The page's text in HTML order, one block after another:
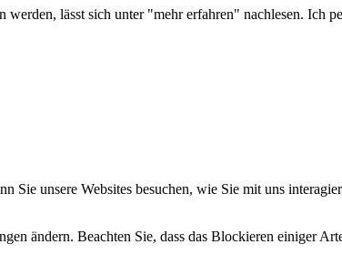
lässt sich unter "mehr erfahren" nachlesen. Ich
unsere Websites besuchen, wie Sie mit uns
ändern. Beachten Sie, dass das Blockieren einiger